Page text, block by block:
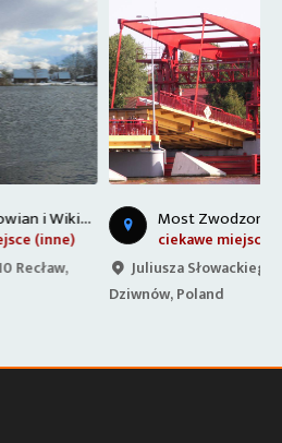
S
kansen Słowian i Wikingów M
ost Zwodzony w Dziwnowie
ciekawe miejsce (inne)
Juliusza Słowackiego, 72-418
Dziwnów, Poland